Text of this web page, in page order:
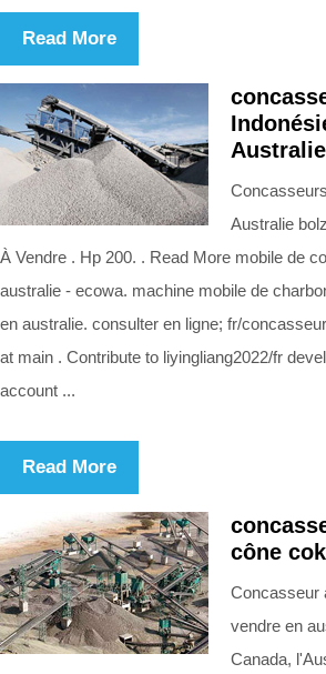
Read More
Australie
Australie
À Vendre . Hp 200. . Read More mobile de
australie - ecowa. machine mobile de
en australie. consulter en ligne; fr/
at main . Contribute to liyingliang2022/fr
account ...
Read More
cône
Concasseur
vendre en
Canada,